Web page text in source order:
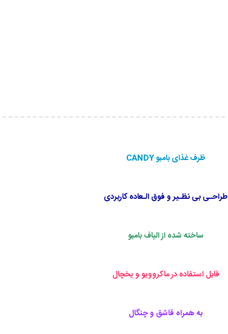
ظرف غذای بامبو CANDY
طراحـی بی نظـیر و فوق الـعاده کاربردی
ساخته شده از الیاف بامبو
قابل استفاده در ماکروویو و یخچال
به همراه قاشق و چنگال